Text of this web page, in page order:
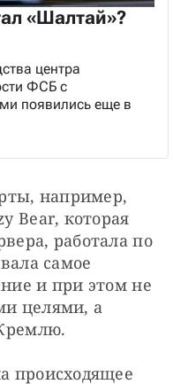
«Шалтай»?
центра
ФСБ с
появились еще в
например,
Bear, которая
работала по
самое
и при этом не
целями, а
происходящее